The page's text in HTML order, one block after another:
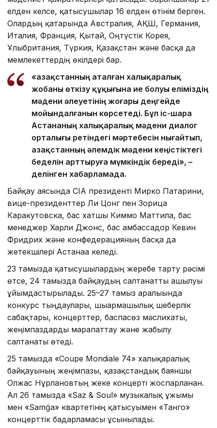
елден келсе, қатысушылар 16 елден өтінім берген.
Олардың қатарында Австралия, АҚШ, Германия,
Италия, Франция, Қытай, Оңтүстік Корея,
Ұлыбритания, Түркия, Қазақстан және басқа да
мемлекеттердің өкілдері бар.
«Қазақстанның аталған халықаралық
жобаны өткізу құқығына ие болуы еліміздің
мәдени әлеуетінің жоғары деңгейде
мойындалғанын көрсетеді. Бұл іс-шара
Астананың халықаралық мәдени диалог
орталығы ретіндегі мәртебесін нығайтып,
Қазақстанның әлемдік мәдени кеңістіктегі
беделін арттыруға мүмкіндік береді», –
делінген хабарламада.
Байқау аясында CIA президенті Мирко Патарини,
вице-президенттер Ли Цонг пен Зорица
Каракутовска, бас хатшы Киммо Маттила, бас
менеджер Харли Джонс, бас амбассадор Кевин
Фридрих және конфедерацияның басқа да
жетекшілері Астанаға келеді.
23 тамызда қатысушылардың жеребе тарту рәсімі
өтсе, 24 тамызда байқаудың салтанатты ашылуы
ұйымдастырылады. 25–27 тамыз аралығында
конкурс тыңдаулары, шығармашылық шеберлік
сабақтары, концерттер, баспасөз мәслихаты,
жеңімпаздарды марапаттау және жабылу
салтанаты өтеді.
25 тамызда «Coupe Mondiale 74» халықаралық
байқауының жеңімпазы, қазақстандық баяншы
Олжас Нұрлановтың жеке концерті жоспарланған.
Ал 26 тамызда «Saz & Soul» музыкалық ұжымы
мен «Samǵa» квартетінің қатысуымен «Танго»
концерттік бағдарламасы ұсынылады.